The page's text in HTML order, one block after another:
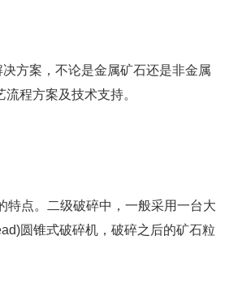
方案，不论是金属矿石还是非金属
程方案及技术支持。
特点。二级破碎中，一般采用一台大
圆锥式破碎机，破碎之后的矿石粒